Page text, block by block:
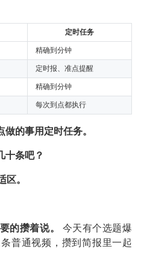
定时任务
精确到分钟
定时报、准点提醒
精确到分钟
每次到点都执行
的事用定时任务。
十条吧？
区。
的攒着说。
今天有个选题爆
普通视频，攒到简报里一起